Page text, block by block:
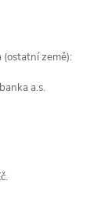
země):
a.s.